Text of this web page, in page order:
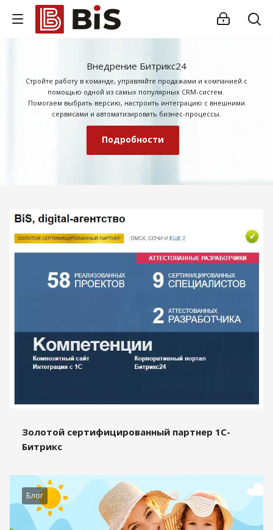
Внедрение Битрикс24
Стройте работу в команде, управляйте продажами и компанией с
помощью одной из самых популярных CRM-систем.
Помогаем выбрать версию, настроить интеграцию с внешними
сервисами и автоматизировать бизнес-процессы.
Подробности
Золотой сертифицированный партнер 1С-
Битрикс
Блог